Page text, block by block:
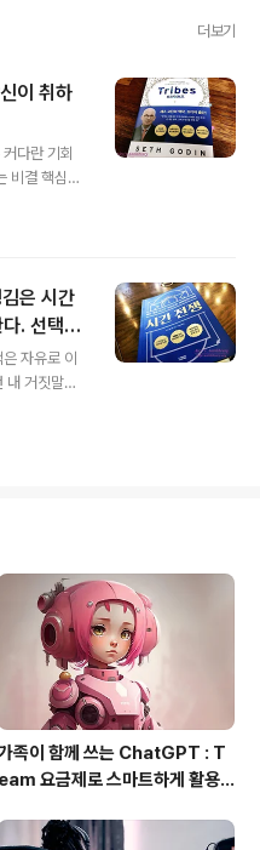
더보기
이 취하
다란 기회
비결 핵심인
물이 될 수
하는 사람들
어라. 비판
대평가되었
다. 비난과
일을 함으
은 시간
. 선택은
자유로 이
내 거짓말이
렇게 드러난
치할 수 있
는 쉽다. 타
억 인구중
다. 그러니
하고 어떻게
족이 함께 쓰는 ChatGPT : T
eam 요금제로 스마트하게 활용